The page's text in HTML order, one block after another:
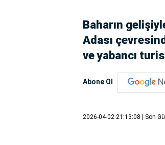
Baharın
Adası
ve yabancı
Abone Ol
2026-04-02 21:13:08 | Son